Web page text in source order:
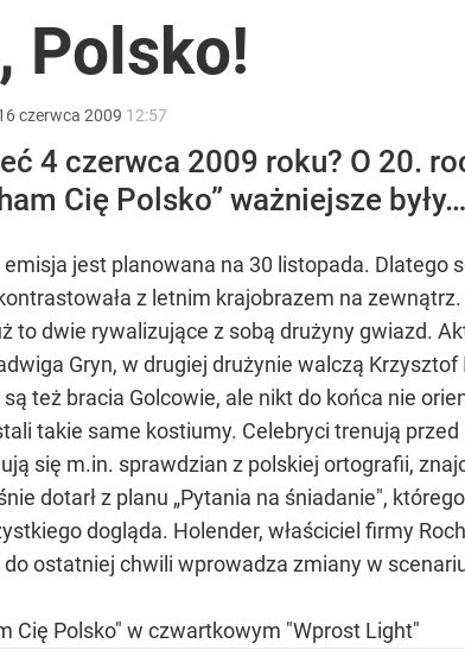
przywróceniu CPN
Kolejny głos z MSZ: Jak zawsze czas na fakty
Polsko!
czerwca 2009 12:57
4 czerwca 2009 roku? O 20.
Cię Polsko” ważniejsze
emisja jest planowana na 30 listopada.
z letnim krajobrazem na
to dwie rywalizujące z sobą drużyny gwiazd.
Gryn, w drugiej drużynie walczą
są też bracia Golcowie, ale nikt do końca nie
takie same kostiumy. Celebryci trenują
się m.in. sprawdzian z polskiej ortografii,
dotarł z planu „Pytania na śniadanie",
dogląda. Holender, właściciel firmy
do ostatniej chwili wprowadza zmiany w
Cię Polsko" w czwartkowym "Wprost Light"